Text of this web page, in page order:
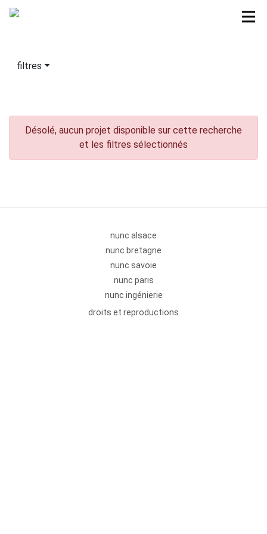
filtres
Désolé, aucun projet disponible sur cette recherche
et les filtres sélectionnés
nunc alsace
nunc bretagne
nunc savoie
nunc paris
nunc ingénierie
droits et reproductions